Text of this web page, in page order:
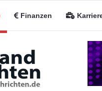
Finanzen